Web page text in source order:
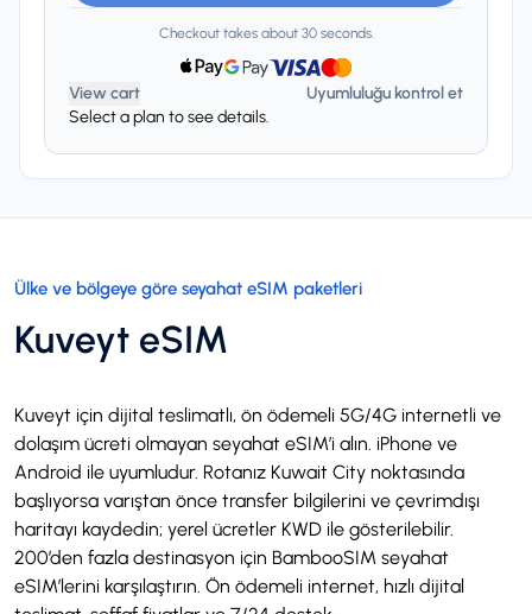
Checkout takes about 30 seconds.
View cart
Uyumluluğu kontrol et
Select a plan to see details.
Ülke ve bölgeye göre seyahat eSIM paketleri
Kuveyt eSIM
Kuveyt için dijital teslimatlı, ön ödemeli 5G/4G internetli ve
dolaşım ücreti olmayan seyahat eSIM’i alın. iPhone ve
Android ile uyumludur. Rotanız Kuwait City noktasında
başlıyorsa varıştan önce transfer bilgilerini ve çevrimdışı
haritayı kaydedin; yerel ücretler KWD ile gösterilebilir.
200’den fazla destinasyon için BambooSIM seyahat
eSIM’lerini karşılaştırın. Ön ödemeli internet, hızlı dijital